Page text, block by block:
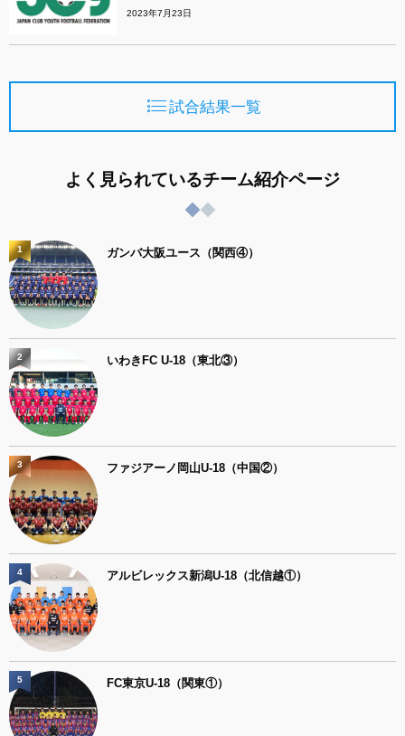
2023年7月23日
試合結果一覧
よく見られているチーム紹介ページ
ガンバ大阪ユース（関西④）
1
いわきFC U-18（東北③）
2
ファジアーノ岡山U-18（中国②）
3
アルビレックス新潟U-18（北信越①）
4
FC東京U-18（関東①）
5